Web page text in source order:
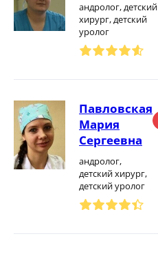
андролог, детский
хирург, детский
уролог
Павловская
Мария
Сергеевна
андролог,
детский хирург,
детский уролог